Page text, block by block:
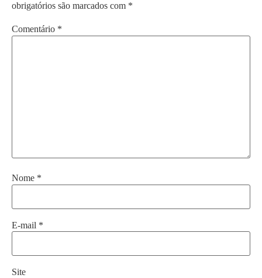
obrigatórios são marcados com *
Comentário *
Nome *
E-mail *
Site